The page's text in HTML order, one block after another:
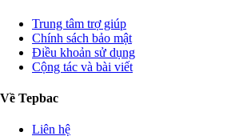
Trung tâm trợ giúp
Chính sách bảo mật
Điều khoản sử dụng
Cộng tác và bài viết
Về Tepbac
Liên hệ